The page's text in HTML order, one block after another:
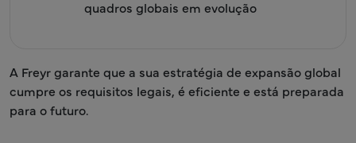
quadros globais em evolução
A Freyr garante que a sua estratégia de expansão global
cumpre os requisitos legais, é eficiente e está preparada
para o futuro.